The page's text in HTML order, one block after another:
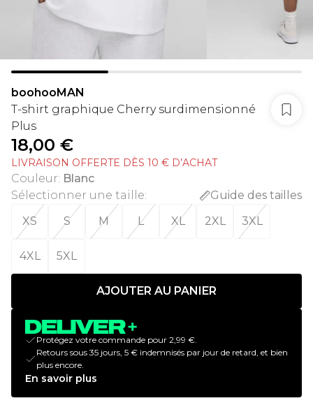
boohooMAN
T-shirt graphique Cherry surdimensionné
Plus
18,00 €
LIVRAISON OFFERTE DÈS 10 € D’ACHAT
Couleur: Blanc
Sélectionner une taille:
Guide des tailles
XS
S M L XL 2XL 3XL
4XL 5XL
AJOUTER AU PANIER
Protégez votre commande pour 2,99 €.
Retours sous 35 jours, 5 € indemnisés par jour de retard, et bien
plus encore.
En savoir plus